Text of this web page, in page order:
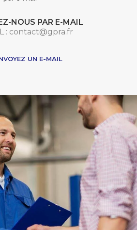
NOUS PAR E-MAIL
: contact@gpra.fr
UN E-MAIL